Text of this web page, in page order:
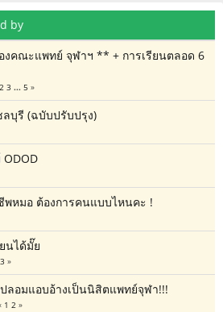
by
คณะแพทย์ จุฬาฯ ** + การเรียนตลอด 6
2 3 ... 5 »
ลบุรี (ฉบับปรับปรุง)
หมอ ต้องการคนแบบไหนคะ !
นได้มั๊ย
3 »
ลอมแอบอ้างเป็นนิสิตแพทย์จุฬา!!!
1 2 »